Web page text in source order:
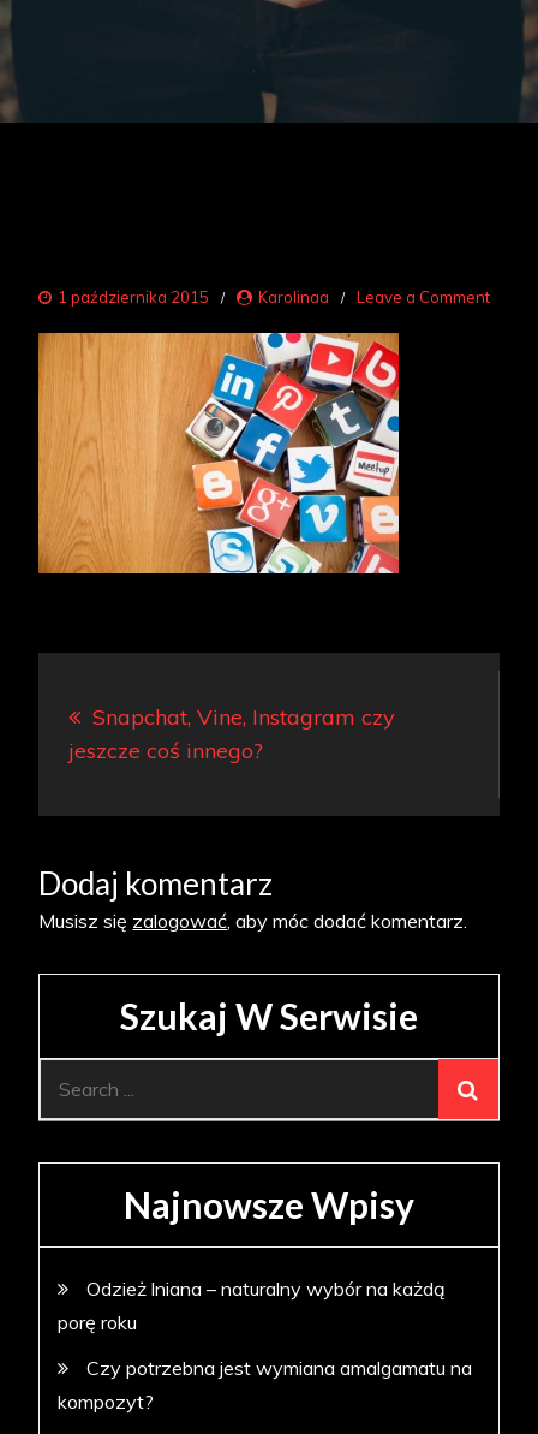
1 października 2015 Karolinaa Leave a Commenton
wpisu
Snapchat, Vine, Instagram czy
jeszcze coś innego?
Dodaj komentarz
Musisz się zalogować, aby móc dodać komentarz.
Szukaj W Serwisie
Najnowsze Wpisy
Odzież lniana – naturalny wybór na każdą
porę roku
Czy potrzebna jest wymiana amalgamatu na
kompozyt?